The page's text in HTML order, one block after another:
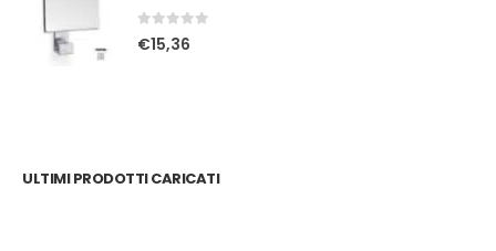
0Su 5
€15,36
ULTIMI PRODOTTI CARICATI